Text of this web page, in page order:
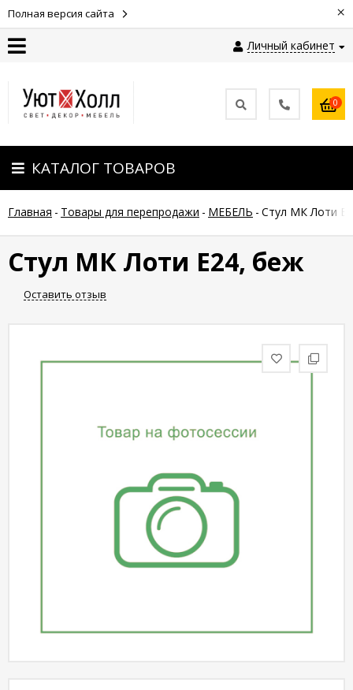
Полная версия сайта ×
Личный кабинет
Оплата
Доставка
Гарантия
возврат
Новости
статьи
0
КАТАЛОГ ТОВАРОВ
Главная - Товары для перепродажи - МЕБЕЛЬ - Стул МК Лоти
Стул МК Лоти Е24, беж
Оставить отзыв